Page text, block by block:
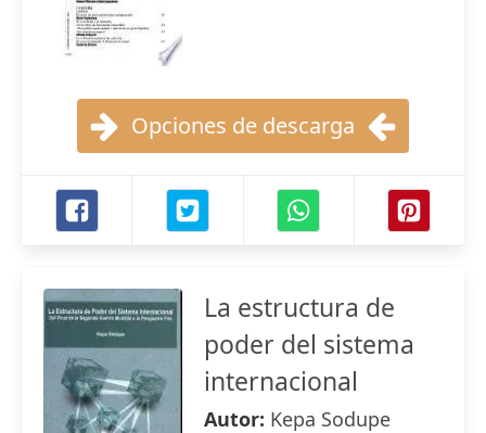
Opciones de descarga
La estructura de
poder del sistema
internacional
Autor: Kepa Sodupe